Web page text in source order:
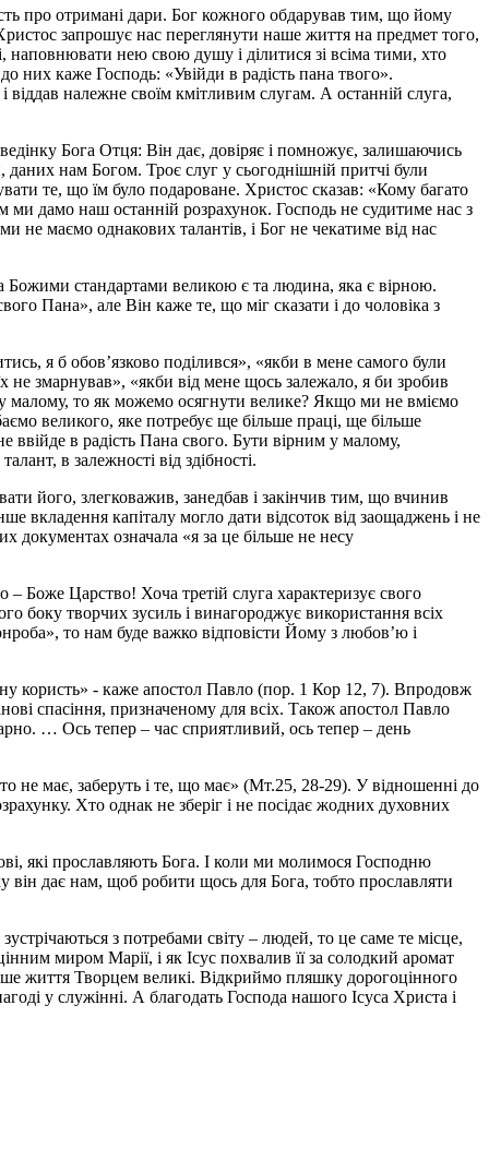
про отримані дари. Бог кожного обдарував тим, що йому
запрошує нас переглянути наше життя на предмет того,
наповнювати нею свою душу і ділитися зі всіма тими, хто
них каже Господь: «Увійди в радість пана твого».
віддав належне своїм кмітливим слугам. А останній слуга,
Бога Отця: Він дає, довіряє і помножує, залишаючись
нам Богом. Троє слуг у сьогоднішній притчі були
те, що їм було подароване. Христос сказав: «Кому багато
ми дамо наш останній розрахунок. Господь не судитиме нас з
не маємо однакових талантів, і Бог не чекатиме від нас
Божими стандартами великою є та людина, яка є вірною.
Пана», але Він каже те, що міг сказати і до чоловіка з
я б обов’язково поділився», «якби в мене самого були
не змарнував», «якби від мене щось залежало, я би зробив
то як можемо осягнути велике? Якщо ми не вміємо
великого, яке потребує ще більше праці, ще більше
в радість Пана свого. Бути вірним у малому,
в залежності від здібності.
його, злегковажив, занедбав і закінчив тим, що вчинив
вкладення капіталу могло дати відсоток від заощаджень і не
документах означала «я за це більше не несу
– Боже Царство! Хоча третій слуга характеризує свого
боку творчих зусиль і винагороджує використання всіх
то нам буде важко відповісти Йому з любов’ю і
користь» - каже апостол Павло (пор. 1 Кор 12, 7). Впродовж
спасіння, призначеному для всіх. Також апостол Павло
… Ось тепер – час сприятливий, ось тепер – день
не має, заберуть і те, що має» (Мт.25, 28-29). У відношенні до
Хто однак не зберіг і не посідає жодних духовних
які прославляють Бога. І коли ми молимося Господню
дає нам, щоб робити щось для Бога, тобто прославляти
з потребами світу – людей, то це саме те місце,
миром Марії, і як Ісус похвалив її за солодкий аромат
життя Творцем великі. Відкриймо пляшку дорогоцінного
у служінні. А благодать Господа нашого Ісуса Христа і